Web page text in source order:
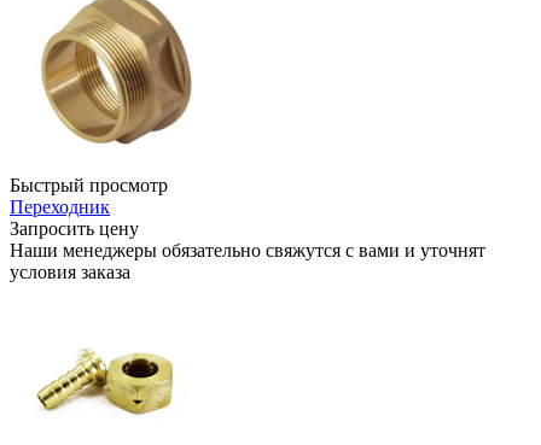
Быстрый просмотр
Переходник
Запросить цену
Наши менеджеры обязательно свяжутся с вами и уточнят
условия заказа